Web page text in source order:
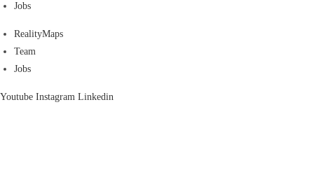
Jobs
RealityMaps
Team
Jobs
Youtube Instagram Linkedin